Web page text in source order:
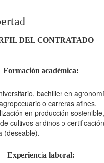
BUENAS
EN
Y
DEL CONTRATADO
Formación académica:
bachiller en
o carreras afines.
en producción sostenible,
cultivos andinos o certificación
(deseable).
Experiencia laboral: